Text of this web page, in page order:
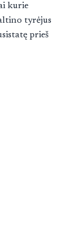
kurie
tyrėjus
prieš